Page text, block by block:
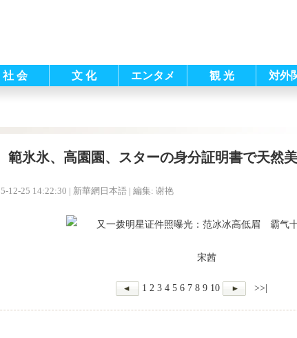
社 会 文 化 エンタメ 観 光 対外
範氷氷、高園園、スターの身分証明書で天然
12-25 14:22:30 | 新華網日本語 | 編集: 谢艳
宋茜
1 2 3 4 5 6 7 8 9 10 >>|